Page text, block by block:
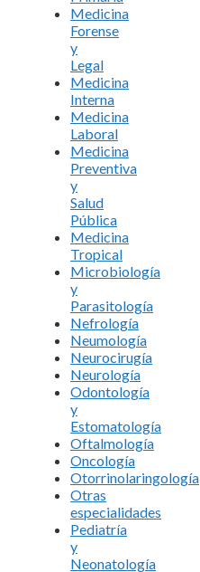
Medicina
Forense
y
Legal
Medicina
Interna
Medicina
Laboral
Medicina
Preventiva
y
Salud
Pública
Medicina
Tropical
Microbiología
y
Parasitología
Nefrología
Neumología
Neurocirugía
Neurología
Odontología
y
Estomatología
Oftalmología
Oncología
Otorrinolaringología
Otras
especialidades
Pediatría
y
Neonatología